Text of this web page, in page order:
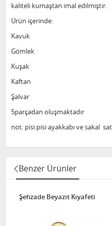
kaliteli kumaştan imal edilmiştir.
Ürün içerinde:
Kavuk
Gömlek
Kuşak
Kaftan
Şalvar
5parçadan oluşmaktadır
not: pisi pisi ayakkabı ve sakal
Benzer Ürünler
Şehzade Beyazıt Kıyafeti